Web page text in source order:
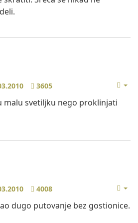
3605
malu svetiljku nego proklinjati
4008
dugo putovanje bez gostionice.